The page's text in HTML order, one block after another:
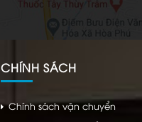
CHÍNH SÁCH
Chính sách vận chuyển